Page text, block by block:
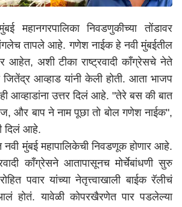
महानगरपालिका निवडणुकीच्या तोंडावर
तापले आहे. गणेश नाईक हे नवी मुंबईतील
आहेत, अशी टीका राष्ट्रवादी काँग्रेसचे नेते
जितेंद्र आव्हाड यांनी केली होती. आता भाजप
आव्हाडांना उत्तर दिलं आहे. "तेरे बस की बात
और बाप ने नाम पूछा तो बोल गणेश नाईक",
दिलं आहे.
नवी मुंबई महापालिकेची निवडणूक होणार आहे.
काँग्रेसने आतापासूनच मोर्चेबांधणी सुरु
पवार यांच्या नेतृत्त्वाखाली बाईक रॅलीचं
होतं. यावेळी कोपरखैरणेत पार पडलेल्या